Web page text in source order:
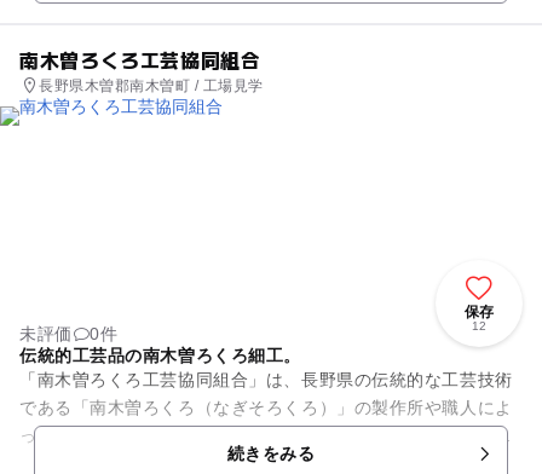
南木曽ろくろ工芸協同組合
長野県木曽郡南木曽町 / 工場見学
保存
12
未評価
0件
伝統的工芸品の南木曽ろくろ細工。
「南木曽ろくろ工芸協同組合」は、長野県の伝統的な工芸技術
である「南木曽ろくろ（なぎそろくろ）」の製作所や職人によ
って構成されている団体です。「南木曽ろくろ細工」は国の伝
統的工芸品であり、18世紀...続きをみる